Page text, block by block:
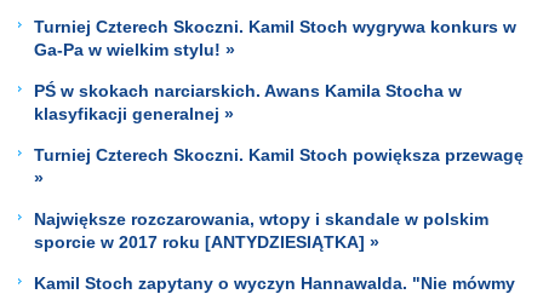
Turniej Czterech Skoczni. Kamil Stoch wygrywa konkurs w
Ga-Pa w wielkim stylu! »
PŚ w skokach narciarskich. Awans Kamila Stocha w
klasyfikacji generalnej »
Turniej Czterech Skoczni. Kamil Stoch powiększa przewagę
»
Największe rozczarowania, wtopy i skandale w polskim
sporcie w 2017 roku [ANTYDZIESIĄTKA] »
Kamil Stoch zapytany o wyczyn Hannawalda. "Nie mówmy